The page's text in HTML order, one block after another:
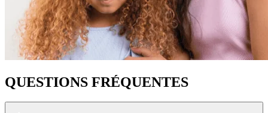
QUESTIONS FRÉQUENTES